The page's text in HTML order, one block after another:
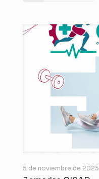
5 de noviembre de 2025